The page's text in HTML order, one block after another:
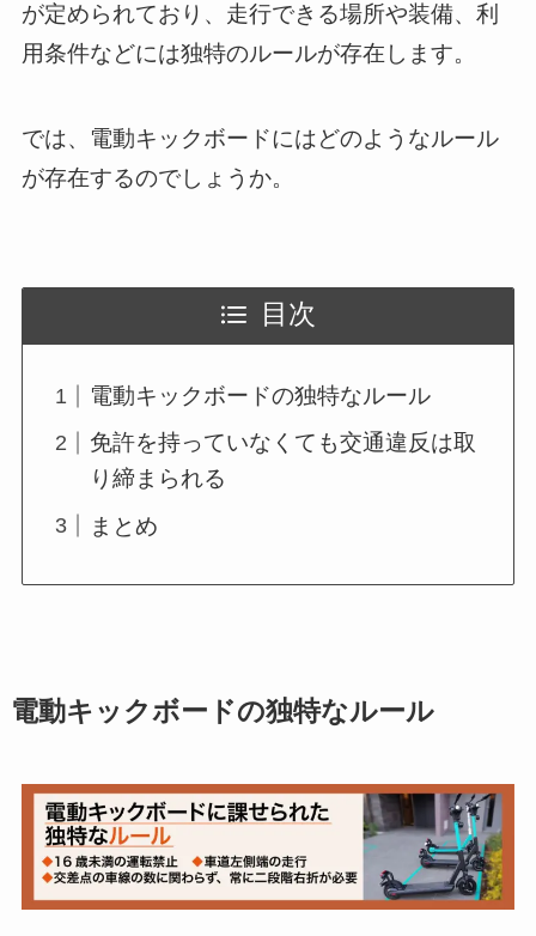
が定められており、走行できる場所や装備、利
用条件などには独特のルールが存在します。
では、電動キックボードにはどのようなルール
が存在するのでしょうか。
目次
電動キックボードの独特なルール
免許を持っていなくても交通違反は取
り締まられる
まとめ
電動キックボードの独特なルール